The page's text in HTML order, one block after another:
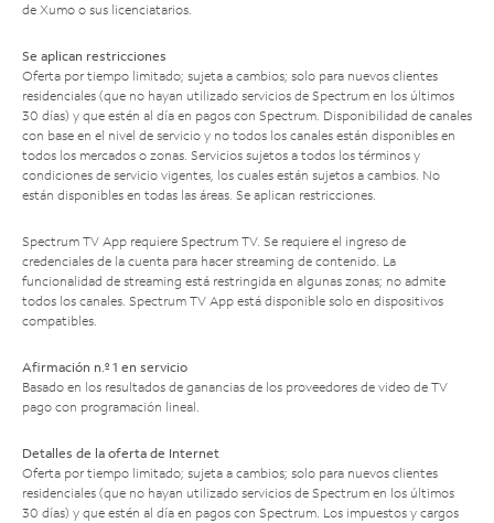
de Xumo o sus licenciatarios.
Se aplican restricciones
Oferta por tiempo limitado; sujeta a cambios; solo para nuevos clientes
residenciales (que no hayan utilizado servicios de Spectrum en los últimos
30 días) y que estén al día en pagos con Spectrum. Disponibilidad de canales
con base en el nivel de servicio y no todos los canales están disponibles en
todos los mercados o zonas. Servicios sujetos a todos los términos y
condiciones de servicio vigentes, los cuales están sujetos a cambios. No
están disponibles en todas las áreas. Se aplican restricciones.
Spectrum TV App requiere Spectrum TV. Se requiere el ingreso de
credenciales de la cuenta para hacer streaming de contenido. La
funcionalidad de streaming está restringida en algunas zonas; no admite
todos los canales. Spectrum TV App está disponible solo en dispositivos
compatibles.
Afirmación n.º 1 en servicio
Basado en los resultados de ganancias de los proveedores de video de TV
pago con programación lineal.
Detalles de la oferta de Internet
Oferta por tiempo limitado; sujeta a cambios; solo para nuevos clientes
residenciales (que no hayan utilizado servicios de Spectrum en los últimos
30 días) y que estén al día en pagos con Spectrum. Los impuestos y cargos